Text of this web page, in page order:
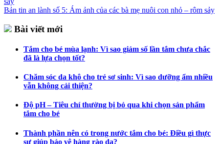
Bản tin an lành số 5: Ám ảnh của các bà mẹ nuôi con nhỏ – rôm sảy
Bài viết mới
Tắm cho bé mùa lạnh: Vì sao giảm số lần tắm chưa chắc
đã là lựa chọn tốt?
Chăm sóc da khô cho trẻ sơ sinh: Vì sao dưỡng ẩm nhiều
vẫn không cải thiện?
Độ pH – Tiêu chí thường bị bỏ qua khi chọn sản phẩm
tắm cho bé
Thành phần nên có trong nước tắm cho bé: Điều gì thực
sự giúp bảo vệ hàng rào da?